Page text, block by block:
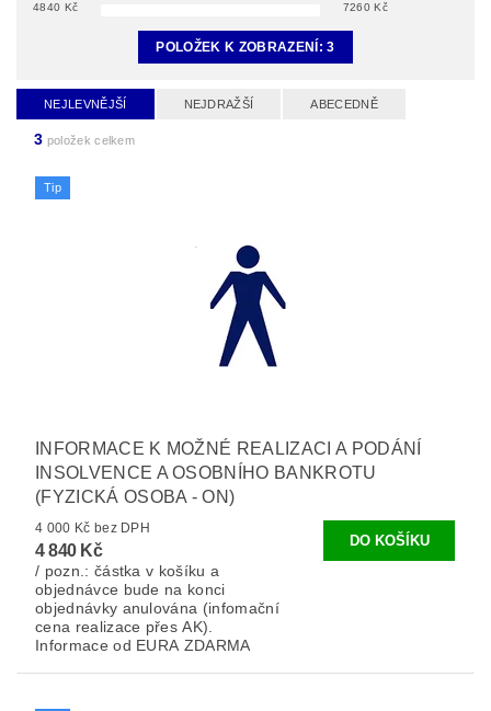
4840 Kč 7260 Kč
POLOŽEK K ZOBRAZENÍ:3
NEJLEVNĚJŠÍ NEJDRAŽŠÍ ABECEDNĚ
3 položek celkem
Tip
INFORMACE K MOŽNÉ REALIZACI A PODÁNÍ
INSOLVENCE A OSOBNÍHO BANKROTU
(FYZICKÁ OSOBA - ON)
4 000 Kč bez DPH
4 840 Kč
/ pozn.: částka v košíku a
objednávce bude na konci
objednávky anulována (infomační
cena realizace přes AK).
Informace od EURA ZDARMA